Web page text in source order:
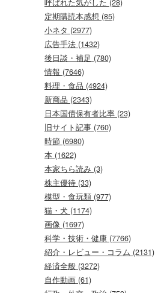
呼ばれた気がした (28)
定期購読本感想 (85)
小ネタ (2977)
広告手法 (1432)
後日談・補足 (780)
情報 (7646)
料理・食品 (4924)
新商品 (2343)
日本国債保有者比率 (23)
旧サイト記事 (760)
時節 (6980)
本 (1622)
本家ちら読み (3)
株主優待 (33)
模型・食玩類 (977)
猫・犬 (1174)
画像 (1697)
科学・技術・健康 (7766)
紹介・レビュー・コラム (2131)
経済全般 (3272)
自作動画 (61)